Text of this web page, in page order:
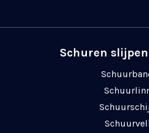
Schuren